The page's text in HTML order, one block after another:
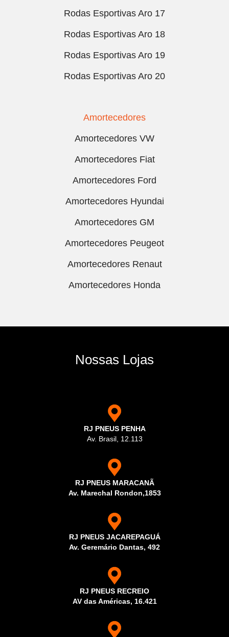
Rodas Esportivas Aro 17
Rodas Esportivas Aro 18
Rodas Esportivas Aro 19
Rodas Esportivas Aro 20
Amortecedores
Amortecedores VW
Amortecedores Fiat
Amortecedores Ford
Amortecedores Hyundai
Amortecedores GM
Amortecedores Peugeot
Amortecedores Renaut
Amortecedores Honda
Nossas Lojas
RJ PNEUS PENHA
Av. Brasil, 12.113
RJ PNEUS MARACANÃ
Av. Marechal Rondon,1853
RJ PNEUS JACAREPAGUÁ
Av. Geremário Dantas, 492
RJ PNEUS RECREIO
AV das Américas, 16.421